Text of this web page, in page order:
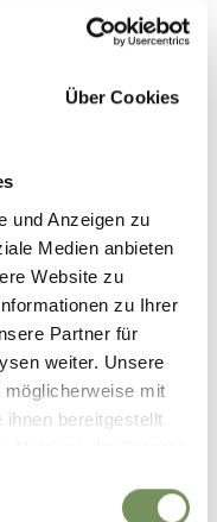
Über Cookies
und Anzeigen zu
Medien anbieten
Website zu
zu Ihrer
Partner für
weiter. Unsere
mit
bereitgestellt
aug